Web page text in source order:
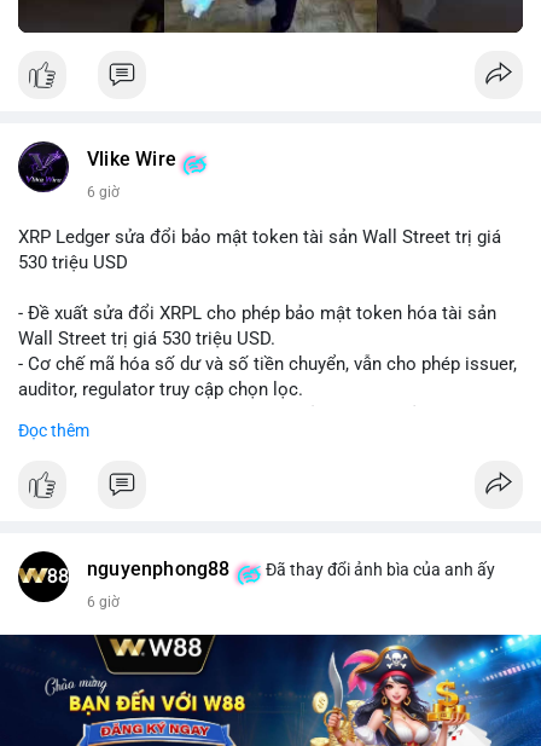
Vlike Wire
6 giờ
XRP Ledger sửa đổi bảo mật token tài sản Wall Street trị giá
530 triệu USD
- Đề xuất sửa đổi XRPL cho phép bảo mật token hóa tài sản
Wall Street trị giá 530 triệu USD.
- Cơ chế mã hóa số dư và số tiền chuyển, vẫn cho phép issuer,
auditor, regulator truy cập chọn lọc.
tài chính.
chức tài chính.
$xrp
#titanbot
📰 Nguồn: CoinDesk
Đọc thêm
nguyenphong88 Đã thay đổi ảnh bìa của anh ấy
6 giờ